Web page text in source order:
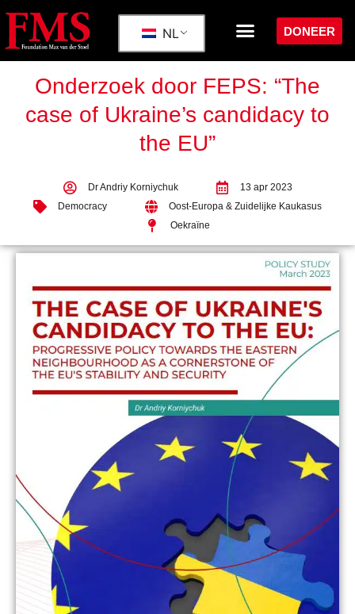
NL DONEER
Onderzoek door FEPS: “The
case of Ukraine’s candidacy to
the EU”
Dr Andriy Korniychuk
13 apr 2023
Democracy
Oost-Europa & Zuidelijke Kaukasus
Oekraïne